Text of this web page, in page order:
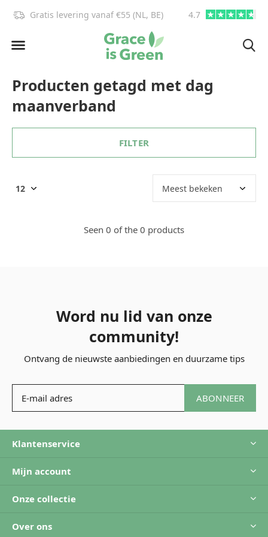
Gratis levering vanaf €55 (NL, BE) 4.7
Producten getagd met dag
maanverband
FILTER
Seen 0 of the 0 products
Word nu lid van onze
community!
Ontvang de nieuwste aanbiedingen en duurzame tips
ABONNEER
Klantenservice
Mijn account
Onze collectie
Over ons